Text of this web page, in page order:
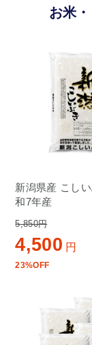
お米
新潟県産 こし
和7年産
5,850円
4,500 円
23%OFF